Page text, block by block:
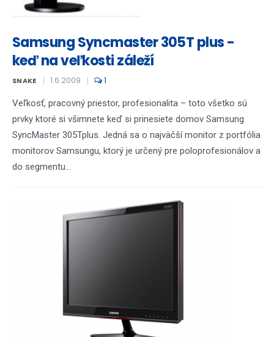
Samsung Syncmaster 305T plus -
keď na veľkosti záleží
SNAKE 1.6.2009 1
Veľkosť, pracovný priestor, profesionalita – toto všetko sú
prvky ktoré si všimnete keď si prinesiete domov Samsung
SyncMaster 305Tplus. Jedná sa o najväčší monitor z portfólia
monitorov Samsungu, ktorý je určený pre poloprofesionálov a
do segmentu...